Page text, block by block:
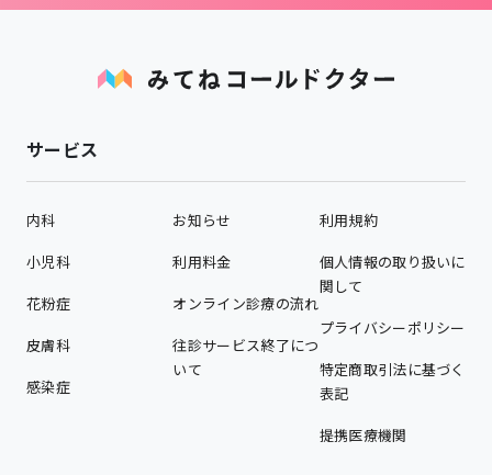
サービス
内科
小児科
花粉症
皮膚科
感染症
お知らせ
利用料金
オンライン診療の流れ
往診サービス終了につ
いて
利用規約
個人情報の取り扱いに
関して
プライバシーポリシー
特定商取引法に基づく
表記
提携医療機関